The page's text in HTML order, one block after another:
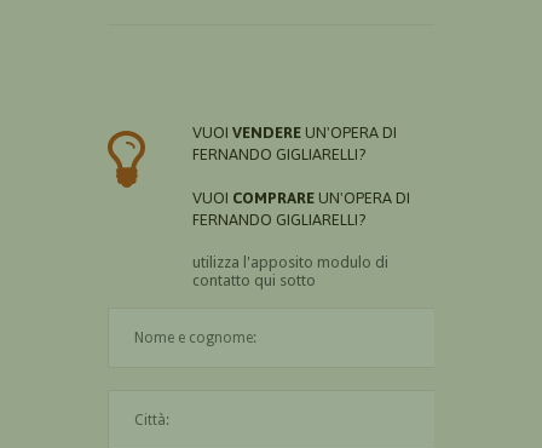
VUOI VENDERE UN'OPERA DI
FERNANDO GIGLIARELLI?
VUOI COMPRARE UN'OPERA DI
FERNANDO GIGLIARELLI?
utilizza l'apposito modulo di
contatto qui sotto